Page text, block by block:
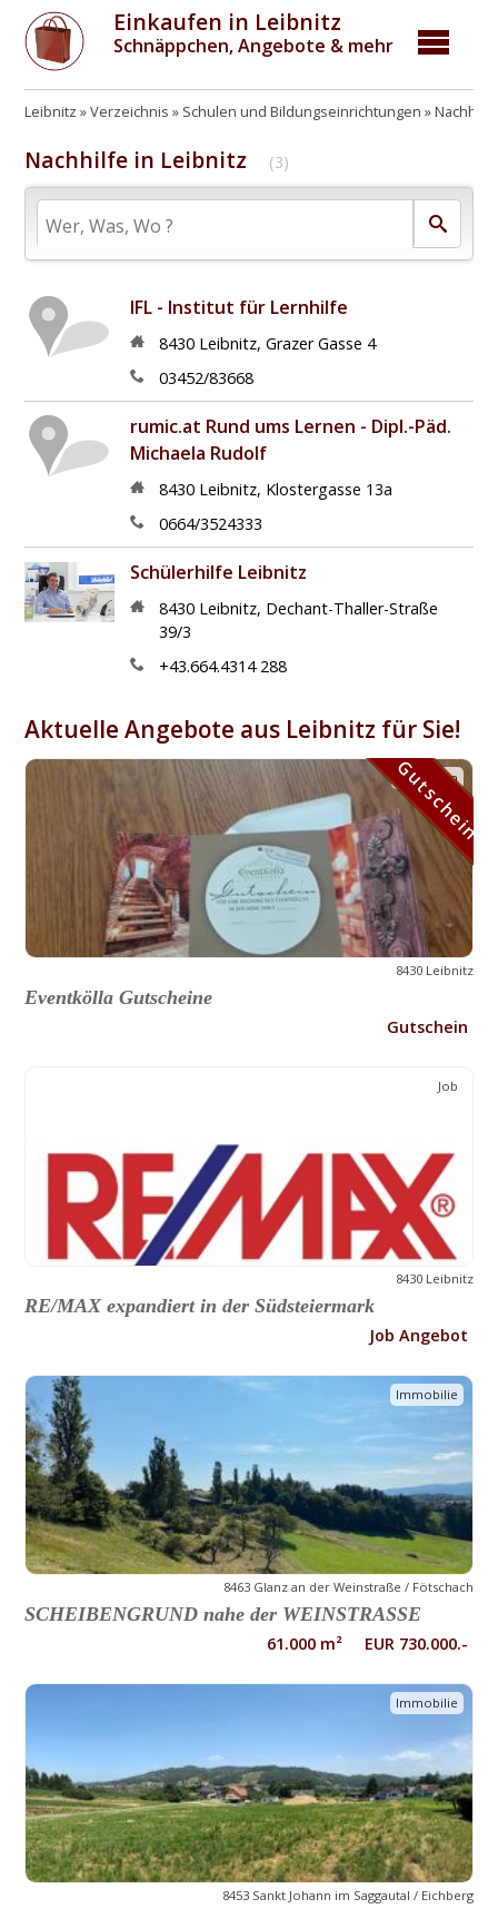
Einkaufen in Leibnitz
Schnäppchen, Angebote & mehr
Leibnitz Verzeichnis Schulen und Bildungseinrichtungen Nachhilfe
Nachhilfe in Leibnitz (3)
IFL - Institut für Lernhilfe
8430 Leibnitz, Grazer Gasse 4
03452/83668
rumic.at Rund ums Lernen - Dipl.-Päd.
Michaela Rudolf
8430 Leibnitz, Klostergasse 13a
0664/3524333
Schülerhilfe Leibnitz
8430 Leibnitz, Dechant-Thaller-Straße
39/3
+43.664.4314 288
Aktuelle Angebote aus Leibnitz für Sie!
Gutschein
8430 Leibnitz
Eventkölla Gutscheine
Gutschein
Gutschein
Job
8430 Leibnitz
RE/MAX expandiert in der Südsteiermark
Job Angebot
Immobilie
8463 Glanz an der Weinstraße / Fötschach
SCHEIBENGRUND nahe der WEINSTRASSE
61.000 m² EUR 730.000.-
Immobilie
8453 Sankt Johann im Saggautal / Eichberg